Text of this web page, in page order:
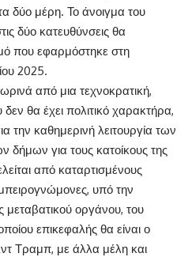
δύο μέρη. Το άνοιγμα του
δύο κατευθύνσεις θα
που εφαρμόστηκε στη
2025.
από μια τεχνοκρατική,
θα έχει πολιτικό χαρακτήρα,
την καθημερινή λειτουργία των
δήμων για τους κατοίκους της
από καταρτισμένους
υπό την
μεταβατικού οργάνου, του
επικεφαλής θα είναι ο
Τραμπ, με άλλα μέλη και